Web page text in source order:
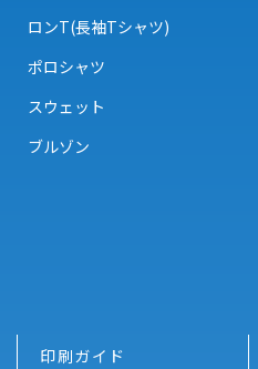
ロンT(長袖Tシャツ)
ポロシャツ
スウェット
ブルゾン
印刷ガイド